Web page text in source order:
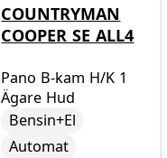
COUNTRYMAN
COOPER SE ALL4
Pano B-kam H/K 1
Ägare Hud
Drivmedel
Bensin+El
Drivmedel
Automat
Miltal
årsmodell